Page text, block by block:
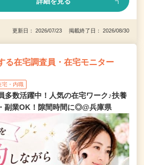
更新日： 2026/07/23 掲載終了日： 2026/08/30
る在宅調査員・在宅モニター
宅・内職
多数活躍中！人気の在宅ワーク♪扶養
副業OK！隙間時間に◎@兵庫県